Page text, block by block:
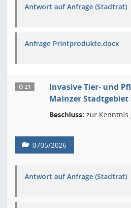
Antwort auf Anfrage (Stadtrat)
Anfrage Printprodukte.docx
Ö 21
Invasive Tier- und
Mainzer Stadtgebiet
Beschluss: zur Kenntnis
0705/2026
Antwort auf Anfrage (Stadtrat)